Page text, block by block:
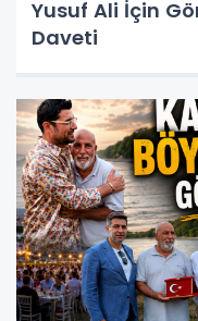
Yusuf Ali İçin
Daveti